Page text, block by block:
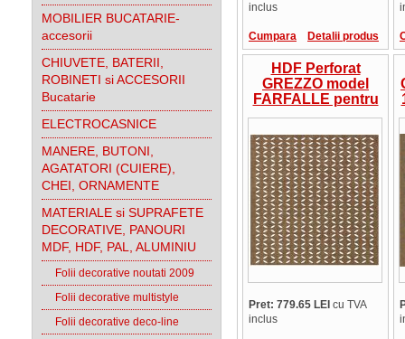
MOBILIER BUCATARIE-
accesorii
CHIUVETE, BATERII,
ROBINETI si ACCESORII
Bucatarie
ELECTROCASNICE
MANERE, BUTONI,
AGATATORI (CUIERE),
CHEI, ORNAMENTE
MATERIALE si SUPRAFETE
DECORATIVE, PANOURI
MDF, HDF, PAL, ALUMINIU
Folii decorative noutati 2009
Folii decorative multistyle
Folii decorative deco-line
inclus
Cumpara Detalii produs
HDF Perforat
GREZZO model
FARFALLE pentru
design si amenajari
Pret: 779.65 LEI cu TVA
inclus